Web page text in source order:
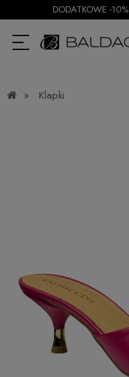
DODATKOWE -
» Klapki